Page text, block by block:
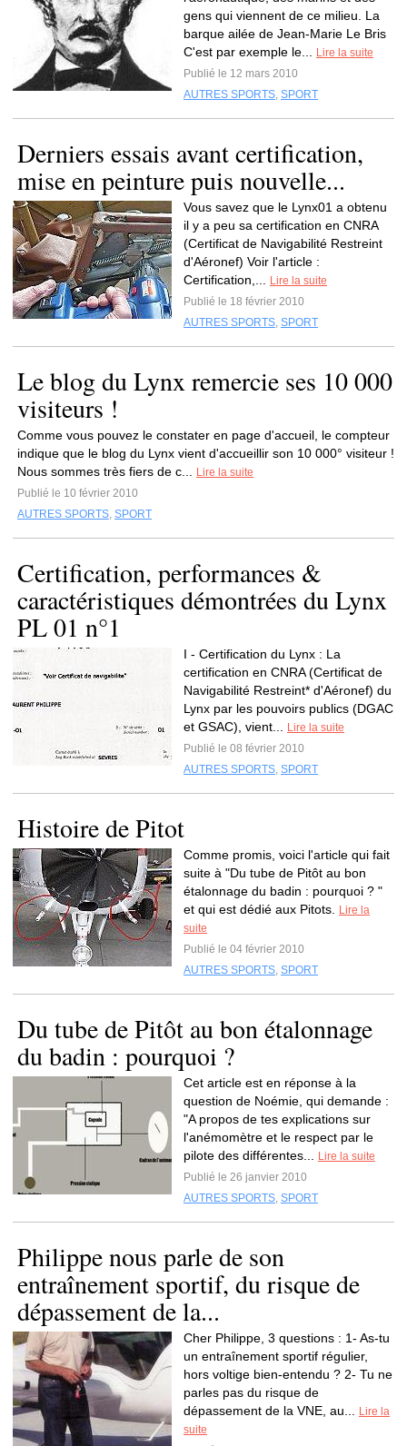
gens qui viennent de ce milieu. La
barque ailée de Jean-Marie Le Bris
C'est par exemple le...
Lire la suite
Publié le 12 mars 2010
AUTRES SPORTS, SPORT
Derniers essais avant certification,
mise en peinture puis nouvelle...
Vous savez que le Lynx01 a obtenu
il y a peu sa certification en CNRA
(Certificat de Navigabilité Restreint
d'Aéronef) Voir l'article :
Certification,...
Lire la suite
Publié le 18 février 2010
AUTRES SPORTS, SPORT
Le blog du Lynx remercie ses 10 000
visiteurs !
Comme vous pouvez le constater en page d'accueil, le compteur
indique que le blog du Lynx vient d'accueillir son 10 000° visiteur !
Nous sommes très fiers de c...
Lire la suite
Publié le 10 février 2010
AUTRES SPORTS, SPORT
Certification, performances &
caractéristiques démontrées du Lynx
PL 01 n°1
I - Certification du Lynx : La
certification en CNRA (Certificat de
Navigabilité Restreint* d'Aéronef) du
Lynx par les pouvoirs publics (DGAC
et GSAC), vient...
Lire la suite
Publié le 08 février 2010
AUTRES SPORTS, SPORT
Histoire de Pitot
Comme promis, voici l'article qui fait
suite à "Du tube de Pitôt au bon
étalonnage du badin : pourquoi ? "
et qui est dédié aux Pitots.
Lire la
suite
Publié le 04 février 2010
AUTRES SPORTS, SPORT
Du tube de Pitôt au bon étalonnage
du badin : pourquoi ?
Cet article est en réponse à la
question de Noémie, qui demande :
"A propos de tes explications sur
l'anémomètre et le respect par le
pilote des différentes...
Lire la suite
Publié le 26 janvier 2010
AUTRES SPORTS, SPORT
Philippe nous parle de son
entraînement sportif, du risque de
dépassement de la...
Cher Philippe, 3 questions : 1- As-tu
un entraînement sportif régulier,
hors voltige bien-entendu ? 2- Tu ne
parles pas du risque de
dépassement de la VNE, au...
Lire la
suite